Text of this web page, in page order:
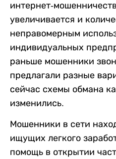
интернет-
увеличивается и
неправомерным
индивидуальных
раньше мошенники
предлагали разные
сейчас схемы обмана
изменились.
Мошенники в сети
ищущих легкого
помощь в открытии